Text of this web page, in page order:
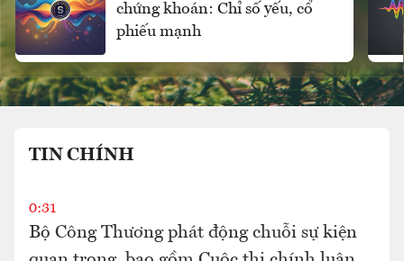
chứng khoán: Chỉ số yếu, cổ
phiếu mạnh
TIN CHÍNH
0:31
Bộ Công Thương phát động chuỗi sự kiện